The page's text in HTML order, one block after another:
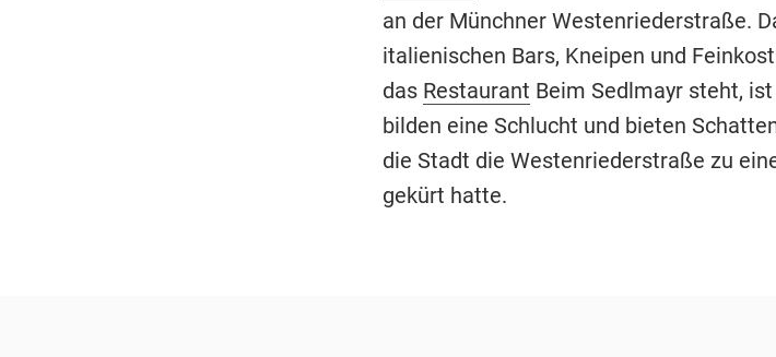
an der Münchner Westenriederstraße.
italienischen Bars, Kneipen und
das Restaurant Beim Sedlmayr steht,
bilden eine Schlucht und bieten
die Stadt die Westenriederstraße zu
gekürt hatte.